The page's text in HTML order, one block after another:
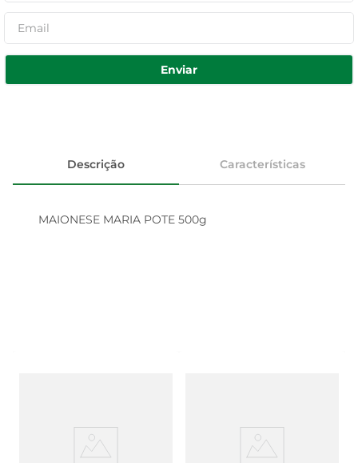
Enviar
Descrição Características
MAIONESE MARIA POTE 500g